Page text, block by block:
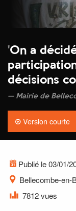
'On a
décisions
Mairie de
Version courte
Publié le 03/01/
Bellecombe-en-
7812 vues